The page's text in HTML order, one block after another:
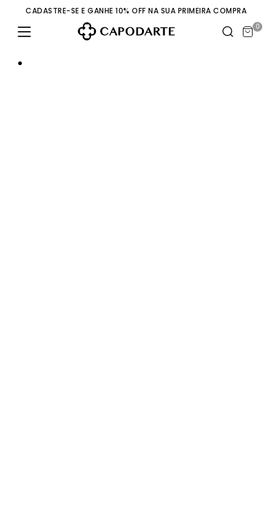
CADASTRE-SE E GANHE 10% OFF NA SUA PRIMEIRA COMPRA
0